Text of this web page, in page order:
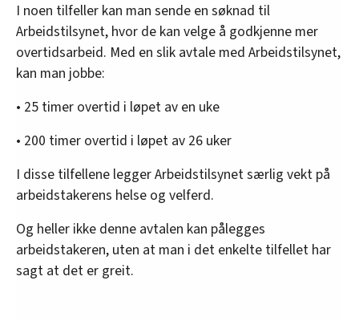
I noen tilfeller kan man sende en søknad til
Arbeidstilsynet, hvor de kan velge å godkjenne mer
overtidsarbeid. Med en slik avtale med Arbeidstilsynet,
kan man jobbe:
• 25 timer overtid i løpet av en uke
• 200 timer overtid i løpet av 26 uker
I disse tilfellene legger Arbeidstilsynet særlig vekt på
arbeidstakerens helse og velferd.
Og heller ikke denne avtalen kan pålegges
arbeidstakeren, uten at man i det enkelte tilfellet har
sagt at det er greit.